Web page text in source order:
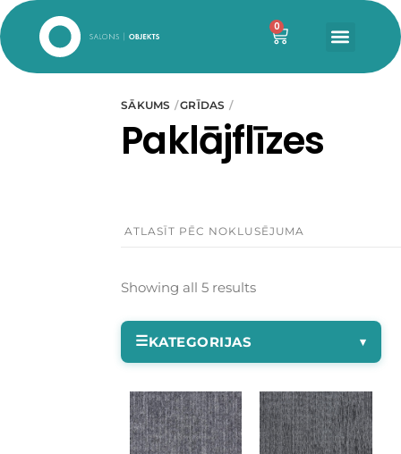
0
SĀKUMS GRĪDAS
Paklājflīzes
Showing all 5 results
☰KATEGORIJAS ▾